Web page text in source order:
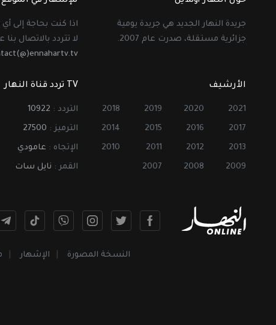
جريدة النهار الجديد هي جريدة يومية
جزائرية مستقلة، صدرت عام 2007.
اذا كنت بحاجة إلى
لا تتردد بالاتصال بنا
الأرشيف
2021
2020
2019
2018
2017
2016
2015
2014
2013
2012
2011
2010
2009
2008
2007
TV تردد قناة النهار
التردد : 10922
الترميز : 27500
الإتجاه : عامودي
القمر : نايل سات
النسخة المصورة الإشهار